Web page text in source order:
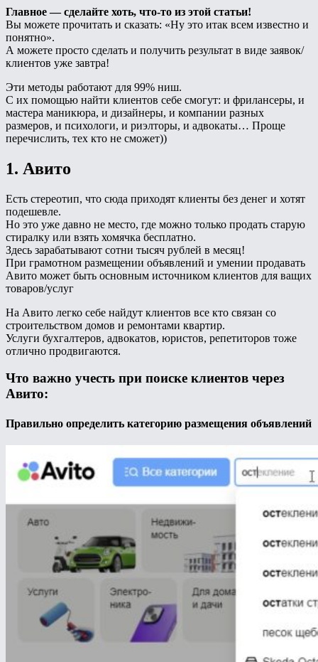
Главное — сделайте хоть, что-то из этой статьи!
Вы можете прочитать и сказать: «Ну это итак всем известно и
понятно».
А можете просто сделать и получить результат в виде заявок/
клиентов уже завтра!
Эти методы работают для 99% ниш.
С их помощью найти клиентов себе смогут: и фрилансеры, и
мастера маникюра, и дизайнеры, и компании разных
размеров, и психологи, и риэлторы, и адвокаты… Проще
перечислить, тех кто не сможет))
1. Авито
Есть стереотип, что сюда приходят клиенты без денег и хотят
подешевле.
Но это уже давно не место, где можно только продать старую
стиралку или взять хомячка бесплатно.
Здесь зарабатывают сотни тысяч рублей в месяц!
При грамотном размещении объявлений и умении продавать
Авито может быть основным источником клиентов для ващих
товаров/услуг
На Авито легко себе найдут клиентов все кто связан со
строительством домов и ремонтами квартир.
Услуги бухгалтеров, адвокатов, юристов, репетиторов тоже
отлично продвигаются.
Что важно учесть при поиске клиентов через
Авито:
Правильно определить категорию размещения объявлений